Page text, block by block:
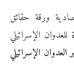
ورقة حقائق
للعدوان الإسرائيلي
الإسرائيلي